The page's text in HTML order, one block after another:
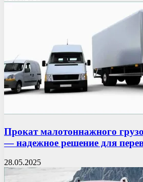
Прокат малотоннажного
— надежное решение для
28.05.2025